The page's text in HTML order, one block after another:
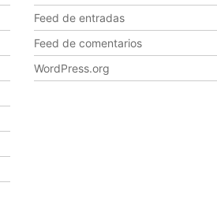
Feed de entradas
Feed de comentarios
WordPress.org